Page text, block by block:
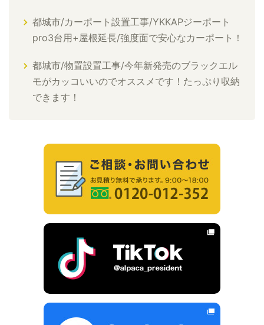
都城市/カーポート設置工事/YKKAPジーポート
pro3台用+屋根延長/強度面で安心なカーポート！
都城市/物置設置工事/今年新発売のブラックエル
モがカッコいいのでオススメです！たっぷり収納
できます！